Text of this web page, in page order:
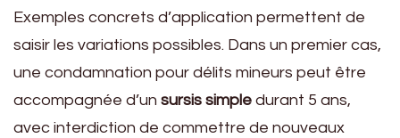
Exemples concrets d’application permettent de
saisir les variations possibles. Dans un premier cas,
une condamnation pour délits mineurs peut être
accompagnée d’un sursis simple durant 5 ans,
avec interdiction de commettre de nouveaux